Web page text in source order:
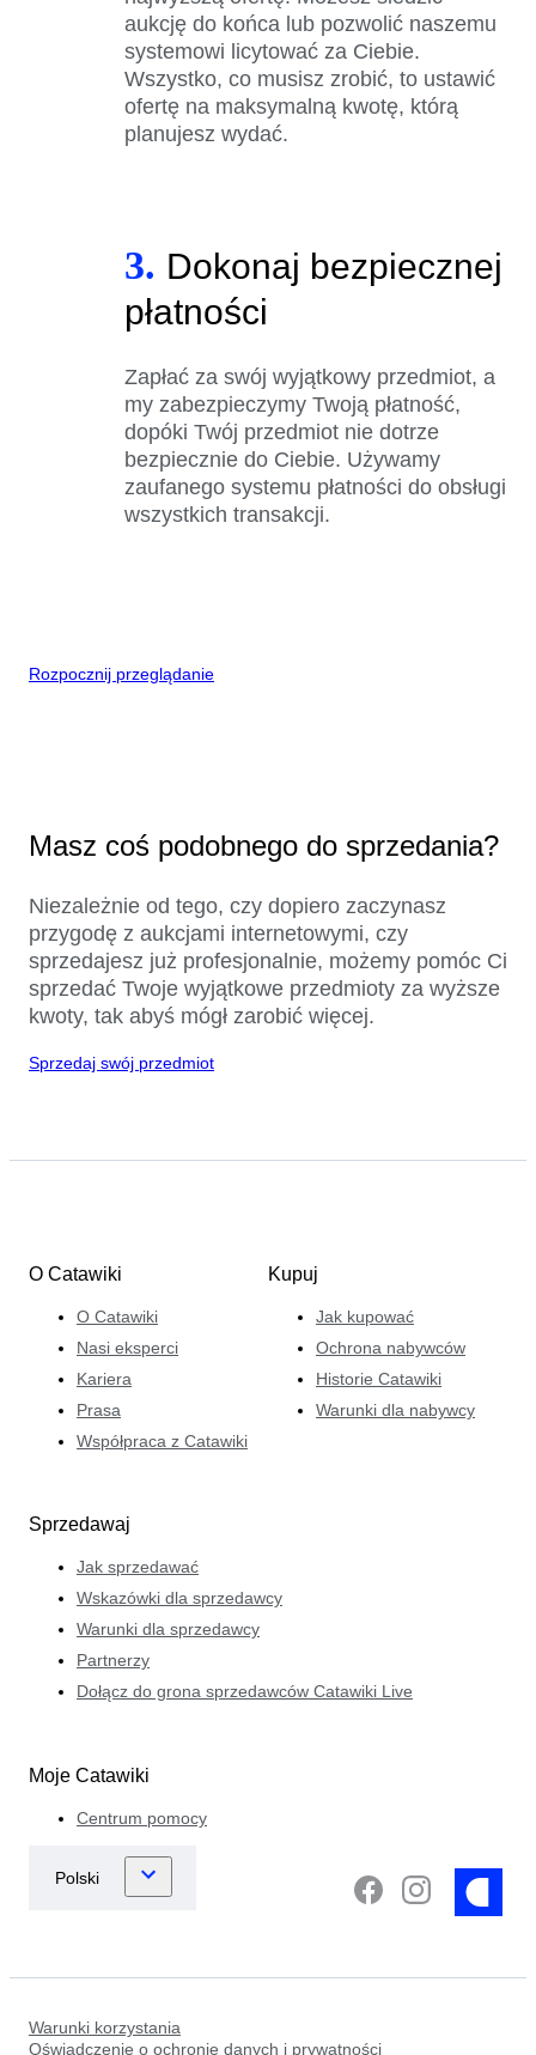
aukcję do końca lub pozwolić naszemu
systemowi licytować za Ciebie.
Wszystko, co musisz zrobić, to ustawić
ofertę na maksymalną kwotę, którą
planujesz wydać.
3. Dokonaj bezpiecznej
płatności
Zapłać za swój wyjątkowy przedmiot, a
my zabezpieczymy Twoją płatność,
dopóki Twój przedmiot nie dotrze
bezpiecznie do Ciebie. Używamy
zaufanego systemu płatności do obsługi
wszystkich transakcji.
Rozpocznij przeglądanie
Masz coś podobnego do sprzedania?
Niezależnie od tego, czy dopiero zaczynasz
przygodę z aukcjami internetowymi, czy
sprzedajesz już profesjonalnie, możemy pomóc Ci
sprzedać Twoje wyjątkowe przedmioty za wyższe
kwoty, tak abyś mógł zarobić więcej.
Sprzedaj swój przedmiot
O Catawiki
O Catawiki
Nasi eksperci
Kariera
Prasa
Współpraca z Catawiki
Kupuj
Jak kupować
Ochrona nabywców
Historie Catawiki
Warunki dla nabywcy
Sprzedawaj
Jak sprzedawać
Wskazówki dla sprzedawcy
Warunki dla sprzedawcy
Partnerzy
Dołącz do grona sprzedawców Catawiki Live
Moje Catawiki
Centrum pomocy
Warunki korzystania
Oświadczenie o ochronie danych i prywatności